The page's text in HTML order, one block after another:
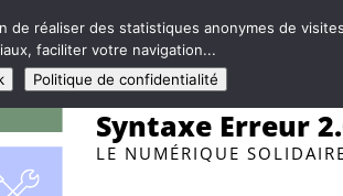
Syntaxe Erreur
LE NUMÉRIQUE
réaliser des statistiques anonymes de
faciliter votre navigation...
Politique de confidentialité